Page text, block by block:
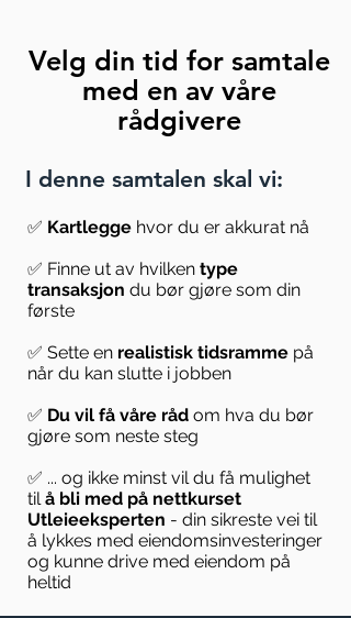
Velg din tid for samtale
med en av våre
rådgivere
I denne samtalen skal vi:
✅ Kartlegge hvor du er akkurat nå
✅ Finne ut av hvilken type
transaksjon du bør gjøre som din
første
✅ Sette en realistisk tidsramme på
når du kan slutte i jobben
✅ Du vil få våre råd om hva du bør
gjøre som neste steg
✅ ... og ikke minst vil du få mulighet
tilå bli med på nettkurset
Utleieeksperten - din sikreste vei til
å lykkes med eiendomsinvesteringer
og kunne drive med eiendom på
heltid